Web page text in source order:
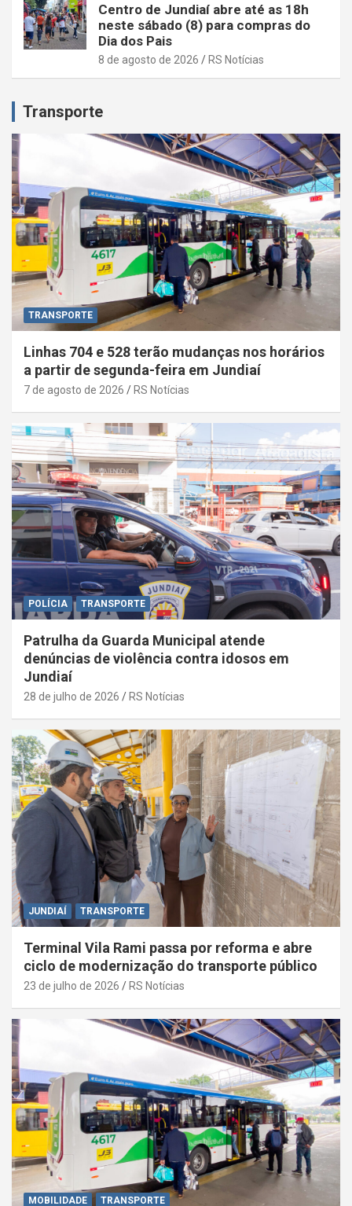
Centro de Jundiaí abre até as 18h
neste sábado (8) para compras do
Dia dos Pais
8 de agosto de 2026 RS Notícias
Transporte
TRANSPORTE
Linhas 704 e 528 terão mudanças nos horários
a partir de segunda-feira em Jundiaí
7 de agosto de 2026 RS Notícias
POLÍCIA TRANSPORTE
Patrulha da Guarda Municipal atende
denúncias de violência contra idosos em
Jundiaí
28 de julho de 2026 RS Notícias
JUNDIAÍ TRANSPORTE
Terminal Vila Rami passa por reforma e abre
ciclo de modernização do transporte público
23 de julho de 2026 RS Notícias
MOBILIDADE TRANSPORTE